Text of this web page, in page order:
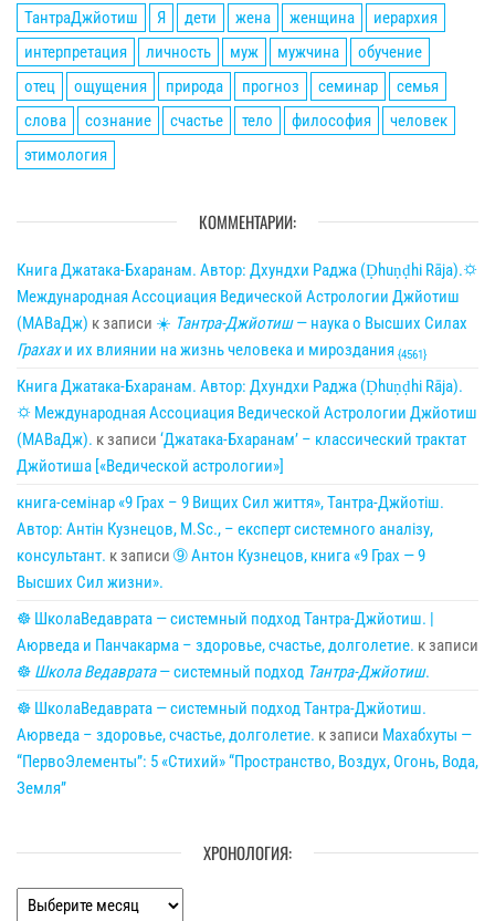
ТантраДжйотиш
Я дети жена женщина
иерархия
интерпретация
личность муж мужчина
обучение
отец
ощущения природа прогноз семинар
семья
слова
сознание счастье тело философия
человек
этимология
КОММЕНТАРИИ:
Книга Джатака-Бхаранам. Автор: Дхундхи Раджа (Ḍhuṇḍhi Rāja).🌣
Международная Ассоциация Ведической Астрологии Джйотиш
(МАВаДж) к записи ☀ Тантра-Джйотиш— наука о Высших Силах
Грахахи их влиянии на жизнь человека и мироздания {4561}
Книга Джатака-Бхаранам. Автор: Дхундхи Раджа (Ḍhuṇḍhi Rāja).
🌣 Международная Ассоциация Ведической Астрологии Джйотиш
(МАВаДж). к записи ‘Джатака-Бхаранам’ – классический трактат
Джйотиша [«Ведической астрологии»]
книга-семінар «9 Грах – 9 Вищих Сил життя», Тантра-Джйотіш.
Автор: Антін Кузнецов, M.Sc., – експерт системного аналізу,
консультант. к записи ➈ Антон Кузнецов, книга «9 Грах — 9
Высших Сил жизни».
☸ ШколаВедаврата — системный подход Тантра-Джйотиш. |
Аюрведа и Панчакарма – здоровье, счастье, долголетие. к записи
☸ Школа Ведаврата— системный подход Тантра-Джйотиш.
☸ ШколаВедаврата — системный подход Тантра-Джйотиш.
Аюрведа – здоровье, счастье, долголетие. к записи Махабхуты —
“ПервоЭлементы”: 5 «Стихий» “Пространство, Воздух, Огонь, Вода,
Земля”
ХРОНОЛОГИЯ:
Хронология: